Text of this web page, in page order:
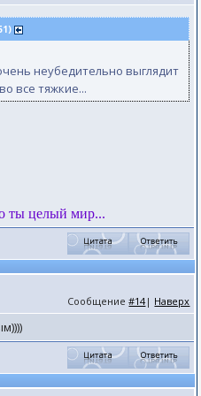
неубедительно выглядит
все тяжкие...
ты целый мир...
Сообщение#14| Наверх